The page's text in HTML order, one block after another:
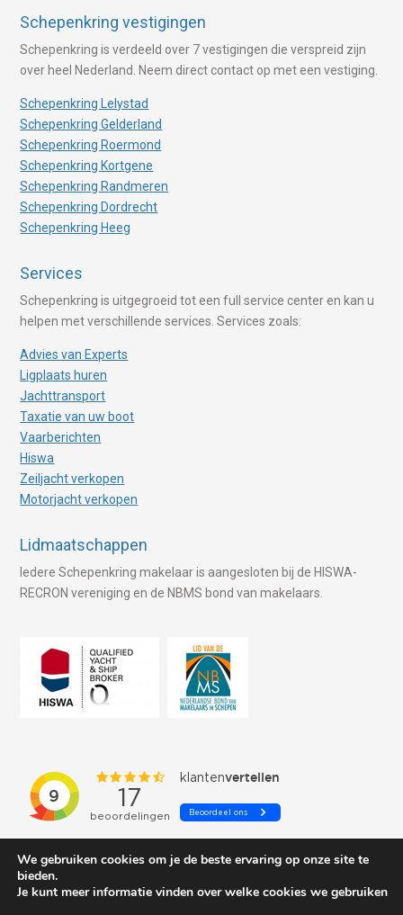
Schepenkring vestigingen
Schepenkring is verdeeld over 7 vestigingen die verspreid zijn
over heel Nederland. Neem direct contact op met een vestiging.
Schepenkring Lelystad
Schepenkring Gelderland
Schepenkring Roermond
Schepenkring Kortgene
Schepenkring Randmeren
Schepenkring Dordrecht
Schepenkring Heeg
Services
Schepenkring is uitgegroeid tot een full service center en kan u
helpen met verschillende services. Services zoals:
Advies van Experts
Ligplaats huren
Jachttransport
Taxatie van uw boot
Vaarberichten
Hiswa
Zeiljacht verkopen
Motorjacht verkopen
Lidmaatschappen
Iedere Schepenkring makelaar is aangesloten bij de HISWA-
RECRON vereniging en de NBMS bond van makelaars.
We gebruiken cookies om je de beste ervaring op onze site te
bieden.
Je kunt meer informatie vinden over welke cookies we gebruiken